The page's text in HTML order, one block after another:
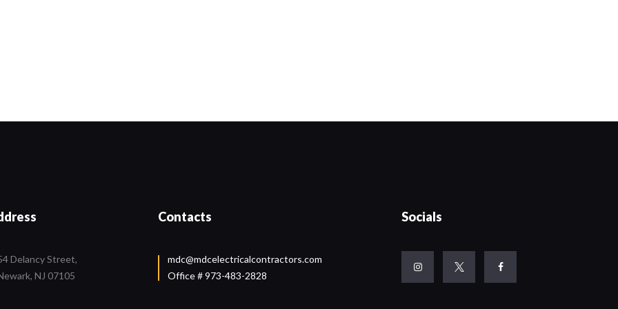
Delancy Street,
NJ 07105
Contacts
mdc@mdcelectricalcontractors.com
Office # 973-483-2828
Socials